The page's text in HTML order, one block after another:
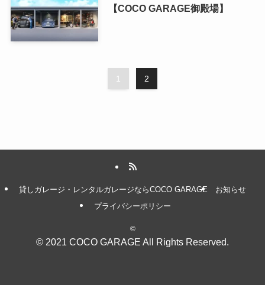
【COCO GARAGE御殿場】
1 2
貸しガレージ・レンタルガレージならCOCO GARAGE
お知らせ
プライバシーポリシー
©
© 2021 COCO GARAGE All Rights Reserved.